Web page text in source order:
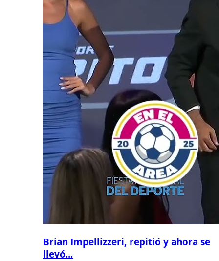
Brian Impellizzeri, repitió y ahora se
llevó...